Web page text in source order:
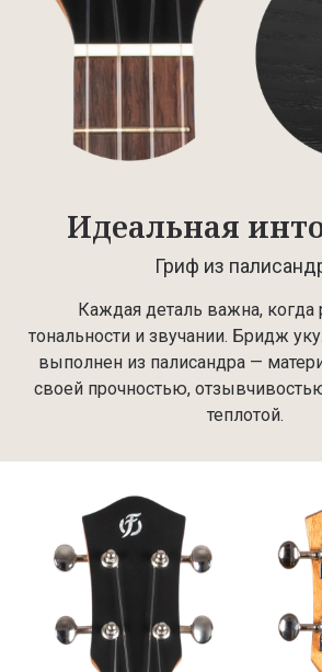
Идеальная
Гриф из
Каждая деталь важна, когда
тональности и звучании. Бридж
выполнен из палисандра —
своей прочностью,
теплотой.